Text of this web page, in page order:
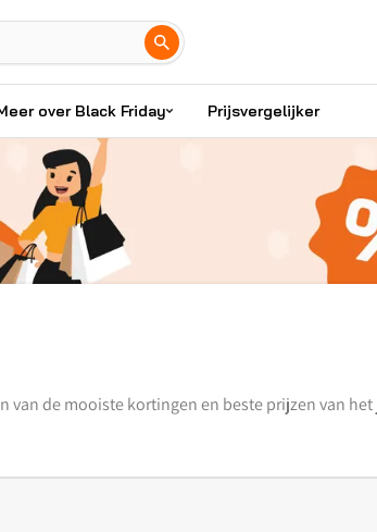
over Black Friday Prijsvergelijker
de mooiste kortingen en beste prijzen van het